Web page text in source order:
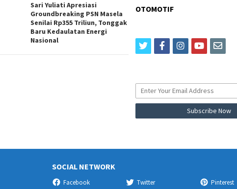
Sari Yuliati Apresiasi
Groundbreaking PSN Masela
Senilai Rp355 Triliun, Tonggak
Baru Kedaulatan Energi
Nasional
OTOMOTIF
twitterfacebookinstagram
youtubeemail
SOCIAL NETWORK
Facebook Twitter Pinterest